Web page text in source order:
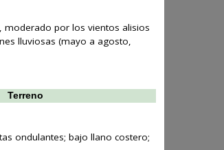
moderado por los vientos alisios
lluviosas (mayo a agosto,
Terreno
ondulantes; bajo llano costero;